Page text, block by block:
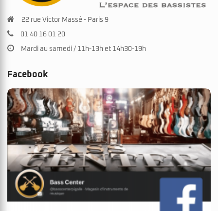
22 rue Victor Massé - Paris 9
01 40 16 01 20
Mardi au samedi / 11h-13h et 14h30-19h
Facebook